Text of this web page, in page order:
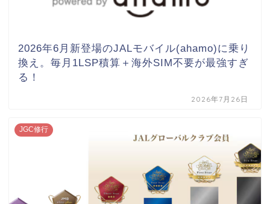
2026年6月新登場のJALモバイル(ahamo)に乗り
換え。毎月1LSP積算＋海外SIM不要が最強すぎ
る！
2026年7月26日
JGC修行